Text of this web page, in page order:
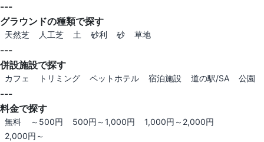
---
グラウンドの種類で探す
天然芝 人工芝 土 砂利 砂 草地
---
併設施設で探す
カフェ トリミング ペットホテル 宿泊施設 道の駅/SA 公園
---
料金で探す
無料 ～500円 500円～1,000円
1,000円～2,000円
2,000円～